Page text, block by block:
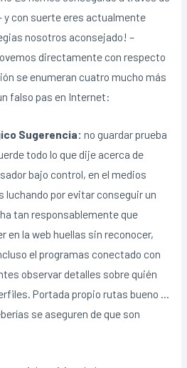
y con suerte eres actualmente
nosotros aconsejado! –
directamente con respecto
se enumeran cuatro mucho más
falso pas en Internet:
Sugerencia: no guardar prueba
todo lo que dije acerca de
bajo control, en el medios
luchando por evitar conseguir un
tan responsablemente que
en la web huellas sin reconocer,
el programas conectado con
observar detalles sobre quién
Portada propio rutas bueno …
se aseguren de que son